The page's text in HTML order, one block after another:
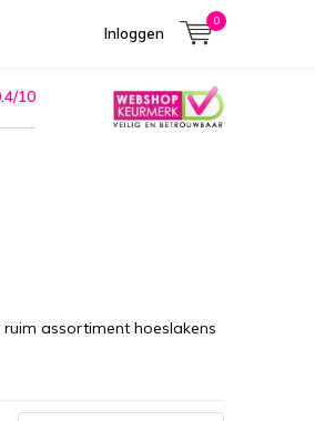
Inloggen
0
10
assortiment hoeslakens